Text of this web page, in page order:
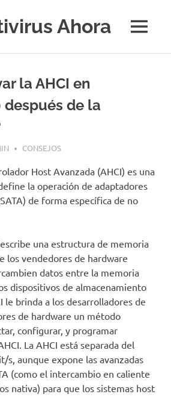
Ahora MENÚ
la AHCI en
de la
CONSEJOS
Host Avanzada (AHCI) es una
la operación de adaptadores
de forma específica de no
una estructura de memoria
los vendedores de hardware
datos entre la memoria
dispositivos de almacenamiento
le brinda a los desarrolladores de
de hardware un método
configurar, y programar
La AHCI está separada del
s, aunque expone las avanzadas
(como el intercambio en caliente
nativa) para que los sistemas host